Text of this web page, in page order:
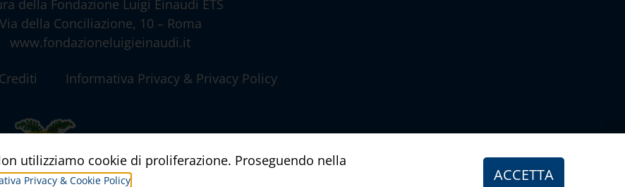
della Fondazione Luigi Einaudi ETS
Via della Conciliazione, 10 – Roma
www.fondazioneluigieinaudi.it
Crediti Informativa Privacy & Privacy Policy
utilizziamo cookie di proliferazione. Proseguendo nella
Privacy & Cookie Policy ACCETTA